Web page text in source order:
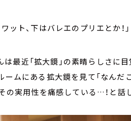
ット、下はバレエのプリエとか！」
最近「拡大鏡」の素晴らしさに目
ムにある拡大鏡を見て「なんだ
その実用性を痛感している…！と話